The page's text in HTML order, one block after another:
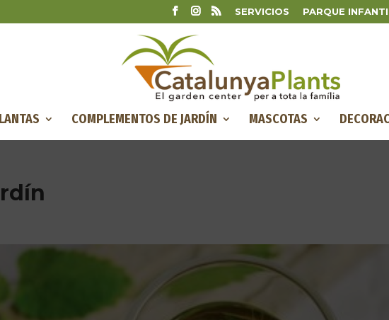
SERVICIOS PARQUE
COMPLEMENTOS DE JARDÍN MASCOTAS